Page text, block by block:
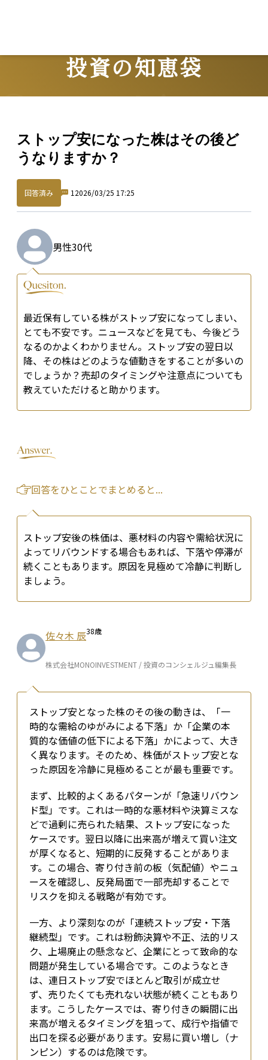
投資の知恵袋
ストップ安になった株はその後ど
うなりますか？
回答済み 1 2026/03/25 17:25
男性30代
最近保有している株がストップ安になってしまい、
とても不安です。ニュースなどを見ても、今後どう
なるのかよくわかりません。ストップ安の翌日以
降、その株はどのような値動きをすることが多いの
でしょうか？売却のタイミングや注意点についても
教えていただけると助かります。
回答をひとことでまとめると...
ストップ安後の株価は、悪材料の内容や需給状況に
よってリバウンドする場合もあれば、下落や停滞が
続くこともあります。原因を見極めて冷静に判断し
ましょう。
佐々木 辰38歳
株式会社MONOINVESTMENT / 投資のコンシェルジュ編集長
ストップ安となった株のその後の動きは、「一
時的な需給のゆがみによる下落」か「企業の本
質的な価値の低下による下落」かによって、大き
く異なります。そのため、株価がストップ安とな
った原因を冷静に見極めることが最も重要です。
まず、比較的よくあるパターンが「急速リバウン
ド型」です。これは一時的な悪材料や決算ミスな
どで過剰に売られた結果、ストップ安になった
ケースです。翌日以降に出来高が増えて買い注文
が厚くなると、短期的に反発することがありま
す。この場合、寄り付き前の板（気配値）やニュ
ースを確認し、反発局面で一部売却することで
リスクを抑える戦略が有効です。
一方、より深刻なのが「連続ストップ安・下落
継続型」です。これは粉飾決算や不正、法的リス
ク、上場廃止の懸念など、企業にとって致命的な
問題が発生している場合です。このようなとき
は、連日ストップ安でほとんど取引が成立せ
ず、売りたくても売れない状態が続くこともあり
ます。こうしたケースでは、寄り付きの瞬間に出
来高が増えるタイミングを狙って、成行や指値で
出口を探る必要があります。安易に買い増し（ナ
ンピン）するのは危険です。